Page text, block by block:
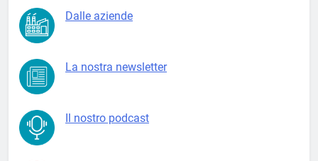
Dalle aziende
La nostra newsletter
Il nostro podcast